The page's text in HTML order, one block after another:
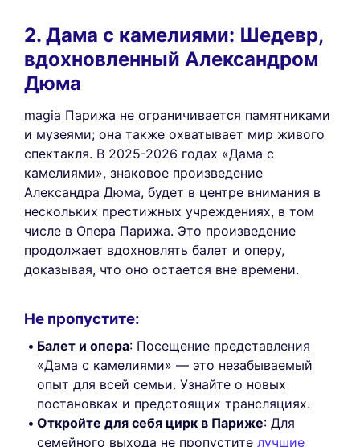
2. Дама с камелиями: Шедевр,
вдохновленный Александром
Дюма
magia Парижа не ограничивается памятниками
и музеями; она также охватывает мир живого
спектакля. В 2025-2026 годах «Дама с
камелиями», знаковое произведение
Александра Дюма, будет в центре внимания в
нескольких престижных учреждениях, в том
числе в Опера Парижа. Это произведение
продолжает вдохновлять балет и оперу,
доказывая, что оно остается вне времени.
Не пропустите:
Балет и опера: Посещение представления
«Дама с камелиями» — это незабываемый
опыт для всей семьи. Узнайте о новых
постановках и предстоящих трансляциях.
Откройте для себя цирк в Париже: Для
семейного выхода не пропустите лучшие